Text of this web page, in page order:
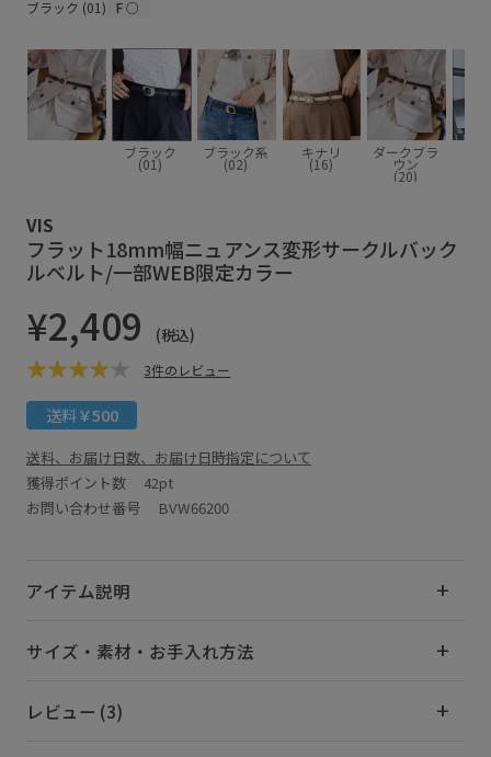
ブラック (01) F○
ブラック
(01)
ブラック系
(02)
キナリ
(16)
ダークブラ
ウン
(20)
VIS
フラット18mm幅ニュアンス変形サークルバック
ルベルト/一部WEB限定カラー
¥2,409 (税込)
3件のレビュー
送料￥500
送料、お届け日数、お届け日時指定について
獲得ポイント数 42pt
お問い合わせ番号 BVW66200
アイテム説明
サイズ・素材・お手入れ方法
レビュー (3)